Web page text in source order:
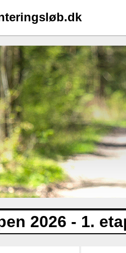
2026 - 1.